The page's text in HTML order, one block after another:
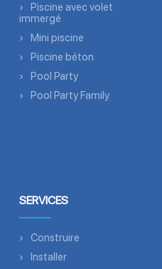
Piscine avec volet
immergé
Mini piscine
Piscine béton
Pool Party
Pool Party Family
SERVICES
Construire
Installer